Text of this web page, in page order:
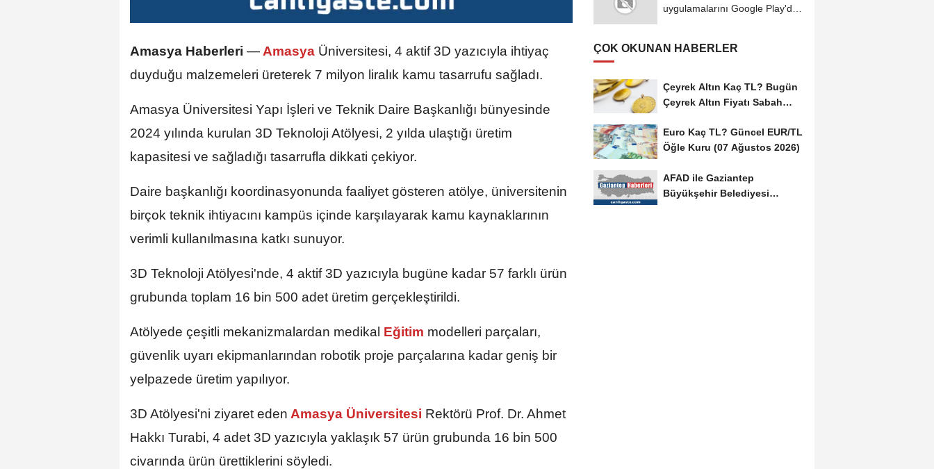
Amasya Haberleri — Amasya Üniversitesi, 4 aktif 3D yazıcıyla ihtiyaç
duyduğu malzemeleri üreterek 7 milyon liralık kamu tasarrufu sağladı.
Amasya Üniversitesi Yapı İşleri ve Teknik Daire Başkanlığı bünyesinde
2024 yılında kurulan 3D Teknoloji Atölyesi, 2 yılda ulaştığı üretim
kapasitesi ve sağladığı tasarrufla dikkati çekiyor.
Daire başkanlığı koordinasyonunda faaliyet gösteren atölye, üniversitenin
birçok teknik ihtiyacını kampüs içinde karşılayarak kamu kaynaklarının
verimli kullanılmasına katkı sunuyor.
3D Teknoloji Atölyesi'nde, 4 aktif 3D yazıcıyla bugüne kadar 57 farklı ürün
grubunda toplam 16 bin 500 adet üretim gerçekleştirildi.
Atölyede çeşitli mekanizmalardan medikal Eğitim modelleri parçaları,
güvenlik uyarı ekipmanlarından robotik proje parçalarına kadar geniş bir
yelpazede üretim yapılıyor.
3D Atölyesi'ni ziyaret eden Amasya Üniversitesi Rektörü Prof. Dr. Ahmet
Hakkı Turabi, 4 adet 3D yazıcıyla yaklaşık 57 ürün grubunda 16 bin 500
civarında ürün ürettiklerini söyledi.
uygulamalarını Google Play'den
ÇOK OKUNAN HABERLER
Çeyrek Altın Kaç TL? Bugün
Çeyrek Altın Fiyatı Sabah
Euro Kaç TL? Güncel EUR/TL
Öğle Kuru (07 Ağustos 2026)
AFAD ile Gaziantep
Büyükşehir Belediyesi